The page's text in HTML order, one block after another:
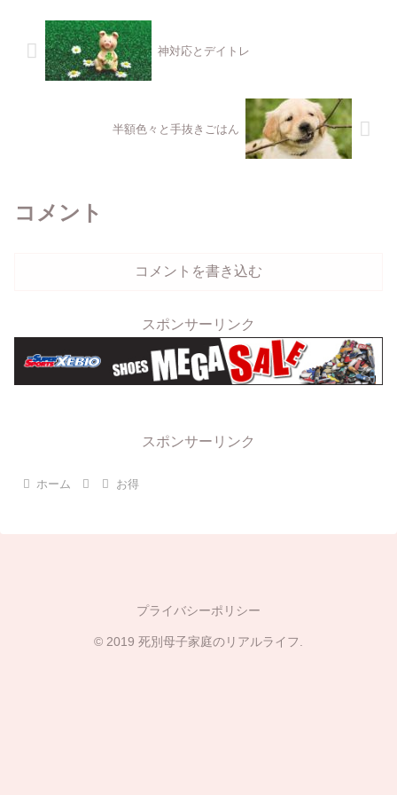
神対応とデイトレ
半額色々と手抜きごはん
コメント
コメントを書き込む
スポンサーリンク
スポンサーリンク
ホーム お得
プライバシーポリシー
© 2019 死別母子家庭のリアルライフ.